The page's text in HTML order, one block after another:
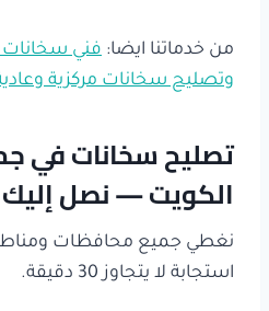
من خدماتنا ايضا: فني سخانات
وتصليح سخانات مركزية
تصليح سخانات في
الكويت — نصل إليك
نغطي جميع محافظات
استجابة لا يتجاوز 30 دقيقة.